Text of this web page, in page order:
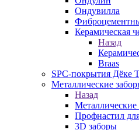
Ондувилла
Керамическая
Назад
Braas
SPC-покрытия Дёке
Металлические
Назад
Профнастил
3D заборы